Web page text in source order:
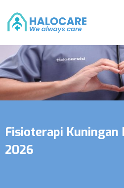
Fisioterapi
2026